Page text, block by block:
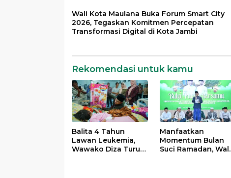
Wali Kota Maulana Buka Forum Smart City
2026, Tegaskan Komitmen Percepatan
Transformasi Digital di Kota Jambi
Rekomendasi untuk kamu
Balita 4 Tahun
Lawan Leukemia,
Wawako Diza Turun
Manfaatkan
Momentum Bulan
Suci Ramadan, Wali